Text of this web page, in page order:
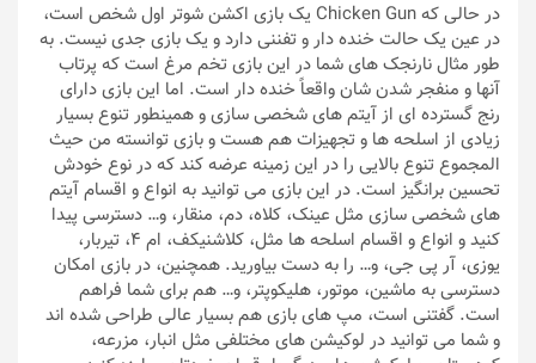
در حالی که Chicken Gun یک بازی اکشن شوتر اول شخص است،
در عین یک حالت خنده دار و تفننی دارد و یک بازی جدی نیست. به
طور مثال نارنجک های شما در این بازی تخم مرغ است که پرتاب
آنها و منفجر شدن شان واقعاً خنده دار است. اما این بازی دارای
رنج گسترده ای از آیتم های شخصی سازی و همینطور تنوع بسیار
زیادی از اسلحه ها و تجهیزات هم هست و بازی توانسته من حیث
المجموع تنوع بالایی را در این زمینه عرضه کند که در نوع خودش
تحسین برانگیز است. در این بازی می توانید به انواع و اقسام آیتم
های شخصی سازی مثل عینک، کلاه، دم، منقار، و… دسترسی پیدا
کنید و انواع و اقسام اسلحه ها مثل،‌ کلاشنیکف، ام ۴، تیربار،
یوزی، آر پی جی، و… را به دست بیاورید. همچنین، در بازی امکان
دسترسی به ماشین،‌ موتور، هلیکوپتر، و… هم برای شما فراهم
است. گفتنی است، مپ های بازی هم بسیار عالی طراحی شده اند
و شما می توانید در لوکیشن های مختلفی مثل انبار، مزرعه،